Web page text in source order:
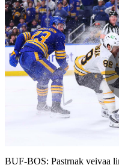
BUF-BOS: Pastrnak veivaa